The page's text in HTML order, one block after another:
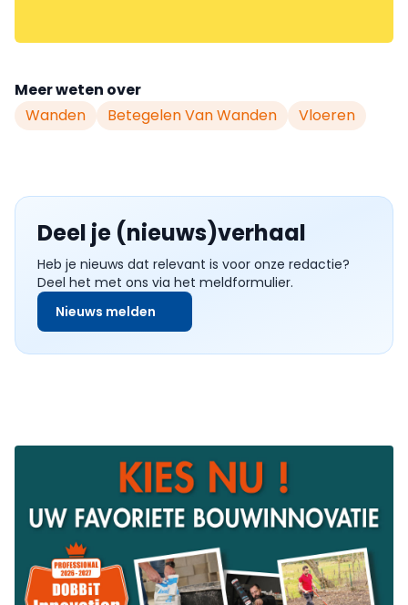
Meer weten over
Wanden
Betegelen Van Wanden Vloeren
Deel je (nieuws)verhaal
Heb je nieuws dat relevant is voor onze redactie?
Deel het met ons via het meldformulier.
Nieuws melden